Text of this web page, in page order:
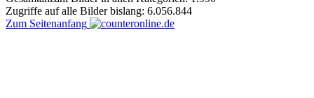
Zugriffe auf alle Bilder bislang: 6.056.844
Zum Seitenanfang